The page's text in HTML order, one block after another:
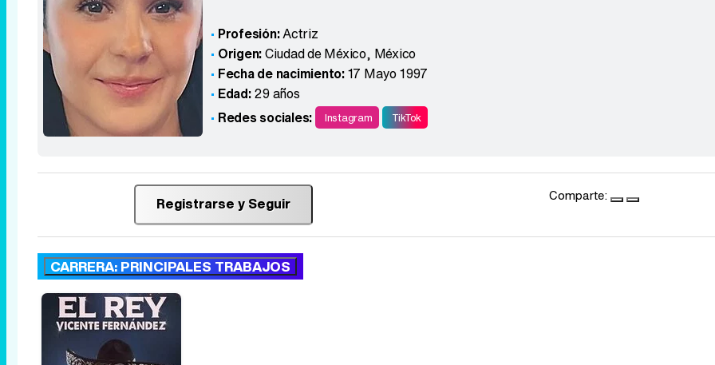
Profesión:Actriz
Origen:Ciudad de México, México
Fecha de nacimiento:17 Mayo 1997
Edad:29 años
Redes sociales:
Instagram TikTok
Comparte:
Registrarse y Seguir
CARRERA: PRINCIPALES TRABAJOS